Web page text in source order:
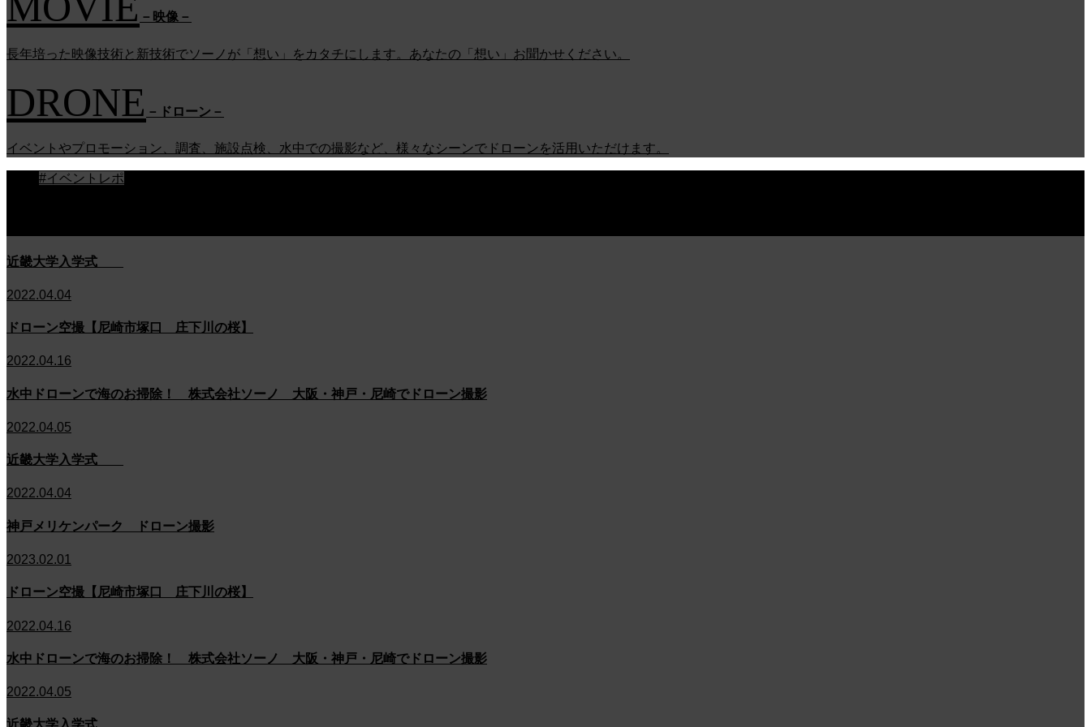
－映像－
長年培った映像技術と新技術でソーノが「想い」をカタチにします。あなたの「想い」お聞かせください。
DRONE －ドローン－
イベントやプロモーション、調査、施設点検、水中での撮影など、様々なシーンでドローンを活用いただけます。
#イベントレポ
近畿大学入学式
2022.04.04
ドローン空撮【尼崎市塚口 庄下川の桜】
2022.04.16
水中ドローンで海のお掃除！ 株式会社ソーノ 大阪・神戸・尼崎でドローン撮影
2022.04.05
近畿大学入学式
2022.04.04
神戸メリケンパーク ドローン撮影
2023.02.01
ドローン空撮【尼崎市塚口 庄下川の桜】
2022.04.16
水中ドローンで海のお掃除！ 株式会社ソーノ 大阪・神戸・尼崎でドローン撮影
2022.04.05